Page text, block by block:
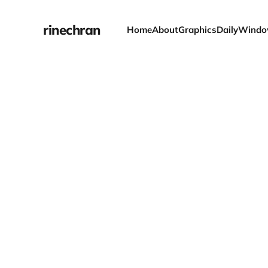
rinechran HomeAboutGraphicsDaily